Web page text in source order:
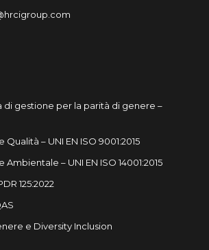
di gestione per la parità di genere –
– UNI EN ISO 9001:2015
– UNI EN ISO 14001:2015
125:2022
e Diversity Inclusion